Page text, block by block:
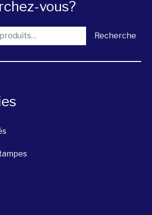
vous?
Recherche